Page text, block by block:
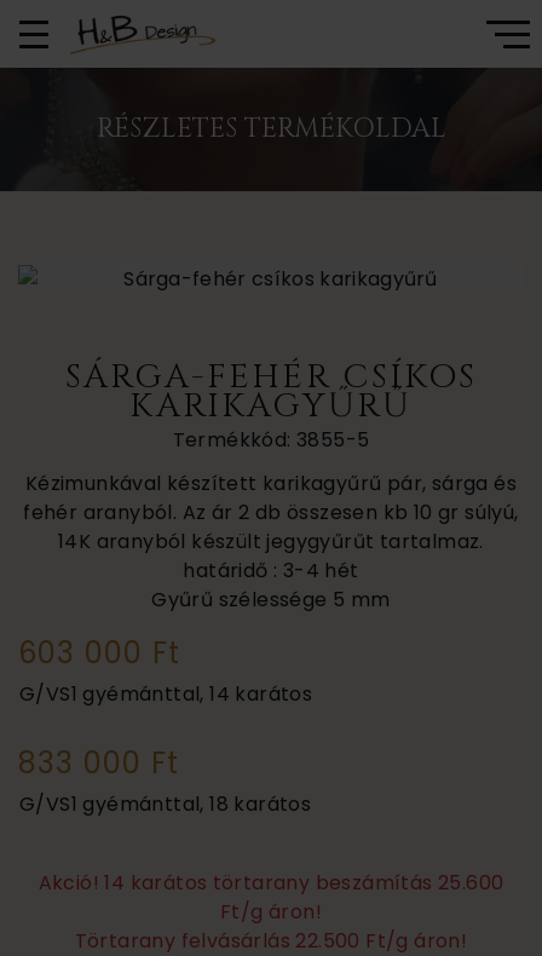
RÉSZLETES TERMÉKOLDAL
SÁRGA-FEHÉR CSÍKOS
KARIKAGYŰRŰ
Termékkód: 3855-5
Kézimunkával készített karikagyűrű pár, sárga és
fehér aranyból. Az ár 2 db összesen kb 10 gr súlyú,
14K aranyból készült jegygyűrűt tartalmaz.
határidő : 3-4 hét
Gyűrű szélessége 5 mm
603 000 Ft
G/VS1 gyémánttal, 14 karátos
833 000 Ft
G/VS1 gyémánttal, 18 karátos
Akció! 14 karátos törtarany beszámítás 25.600
Ft/g áron!
Törtarany felvásárlás 22.500 Ft/g áron!